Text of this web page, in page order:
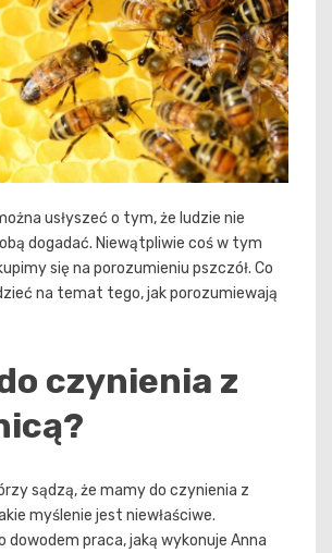
usłyszeć o tym, że ludzie nie
dogadać. Niewątpliwie coś w tym
się na porozumieniu pszczół. Co
na temat tego, jak porozumiewają
czynienia z
sądzą, że mamy do czynienia z
myślenie jest niewłaściwe.
dowodem praca, jaką wykonuje Anna